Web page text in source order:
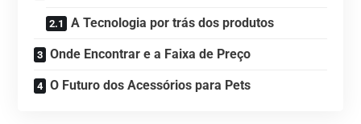
A Tecnologia por trás dos produtos
Onde Encontrar e a Faixa de Preço
O Futuro dos Acessórios para Pets